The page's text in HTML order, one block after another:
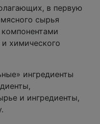
в первую
сырья
химического
ингредиенты
и ингредиенты,